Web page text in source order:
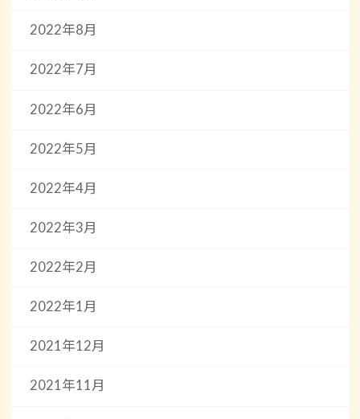
2022年8月
2022年7月
2022年6月
2022年5月
2022年4月
2022年3月
2022年2月
2022年1月
2021年12月
2021年11月